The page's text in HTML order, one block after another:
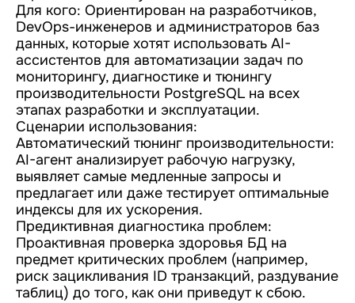
Для кого: Ориентирован на разработчиков,
DevOps-инженеров и администраторов баз
данных, которые хотят использовать AI-
ассистентов для автоматизации задач по
мониторингу, диагностике и тюнингу
производительности PostgreSQL на всех
этапах разработки и эксплуатации.
Сценарии использования:
Автоматический тюнинг производительности:
AI-агент анализирует рабочую нагрузку,
выявляет самые медленные запросы и
предлагает или даже тестирует оптимальные
индексы для их ускорения.
Предиктивная диагностика проблем:
Проактивная проверка здоровья БД на
предмет критических проблем (например,
риск зацикливания ID транзакций, раздувание
таблиц) до того, как они приведут к сбою.